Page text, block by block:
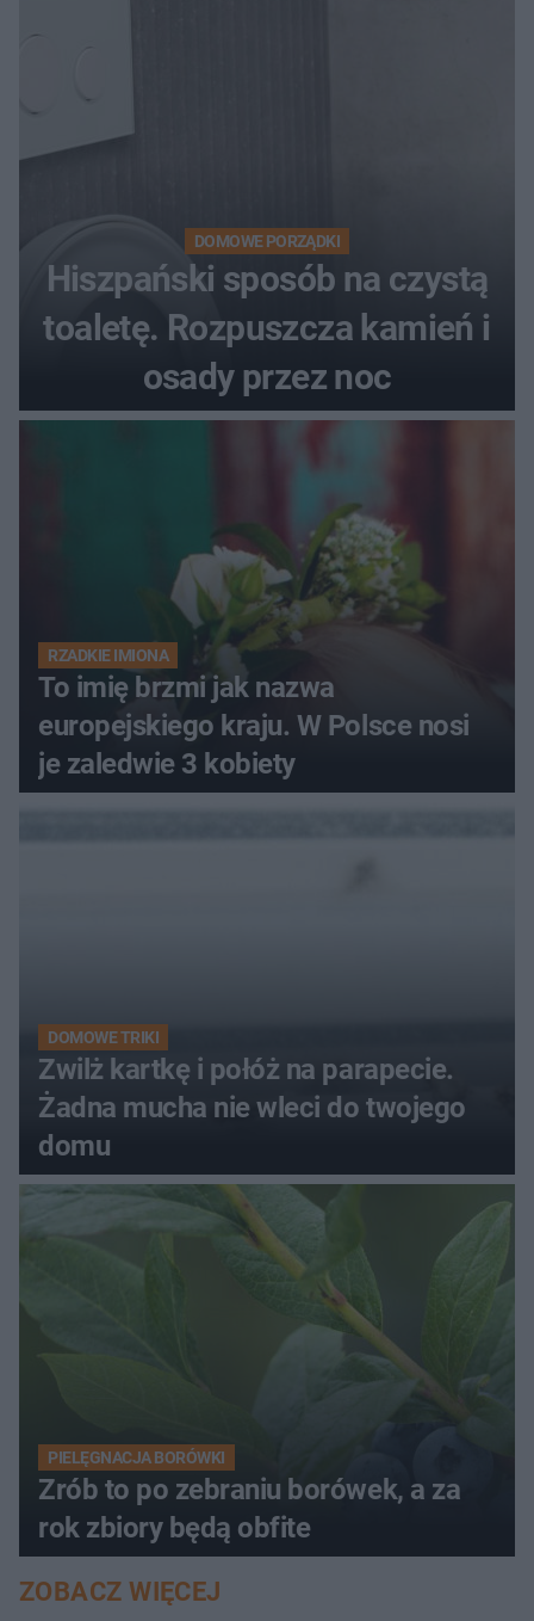
DOMOWE PORZĄDKI
Hiszpański sposób na czystą
toaletę. Rozpuszcza kamień i
osady przez noc
RZADKIE IMIONA
To imię brzmi jak nazwa
europejskiego kraju. W Polsce nosi
je zaledwie 3 kobiety
DOMOWE TRIKI
Zwilż kartkę i połóż na parapecie.
Żadna mucha nie wleci do twojego
domu
PIELĘGNACJA BORÓWKI
Zrób to po zebraniu borówek, a za
rok zbiory będą obfite
ZOBACZ WIĘCEJ